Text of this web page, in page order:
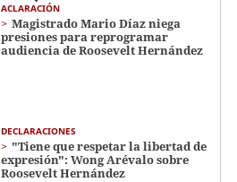
ACLARACIÓN
Magistrado Mario Díaz niega
presiones para reprogramar
audiencia de Roosevelt Hernández
DECLARACIONES
"Tiene que respetar la libertad de
expresión": Wong Arévalo sobre
Roosevelt Hernández